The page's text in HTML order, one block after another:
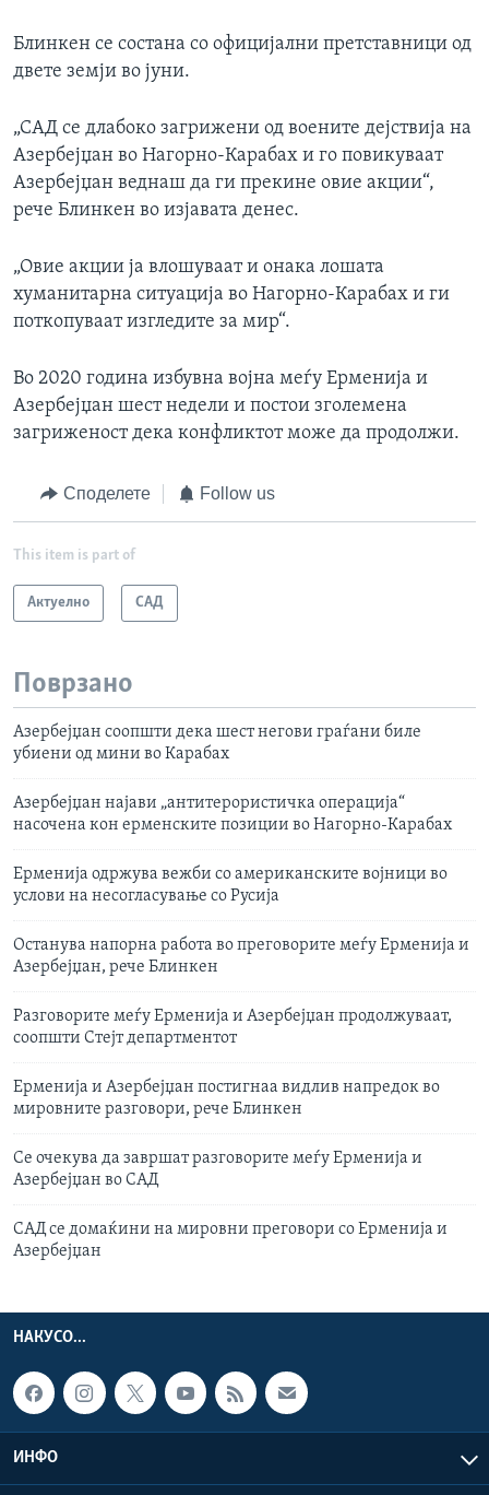
Блинкен се состана со официјални претставници од
двете земји во јуни.
„САД се длабоко загрижени од воените дејствија на
Азербејџан во Нагорно-Карабах и го повикуваат
Азербејџан веднаш да ги прекине овие акции“,
рече Блинкен во изјавата денес.
„Овие акции ја влошуваат и онака лошата
хуманитарна ситуација во Нагорно-Карабах и ги
поткопуваат изгледите за мир“.
Во 2020 година избувна војна меѓу Ерменија и
Азербејџан шест недели и постои зголемена
загриженост дека конфликтот може да продолжи.
Споделете Follow us
This item is part of
Актуелно САД
Поврзано
Азербејџан соопшти дека шест негови граѓани биле
убиени од мини во Карабах
Азербејџан најави „антитерористичка операција“
насочена кон ерменските позиции во Нагорно-Карабах
Ерменија одржува вежби со американските војници во
услови на несогласување со Русија
Останува напорна работа во преговорите меѓу Ерменија и
Азербејџан, рече Блинкен
Разговорите меѓу Ерменија и Азербејџан продолжуваат,
соопшти Стејт департментот
Ерменија и Азербејџан постигнаа видлив напредок во
мировните разговори, рече Блинкен
Се очекува да завршат разговорите меѓу Ерменија и
Азербејџан во САД
САД се домаќини на мировни преговори со Ерменија и
Азербејџан
НАКУСО...
ИНФО